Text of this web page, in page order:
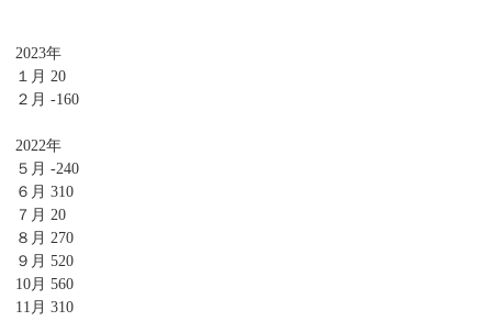
2023年
１月 20
２月 -160
2022年
５月 -240
６月 310
７月 20
８月 270
９月 520
10月 560
11月 310